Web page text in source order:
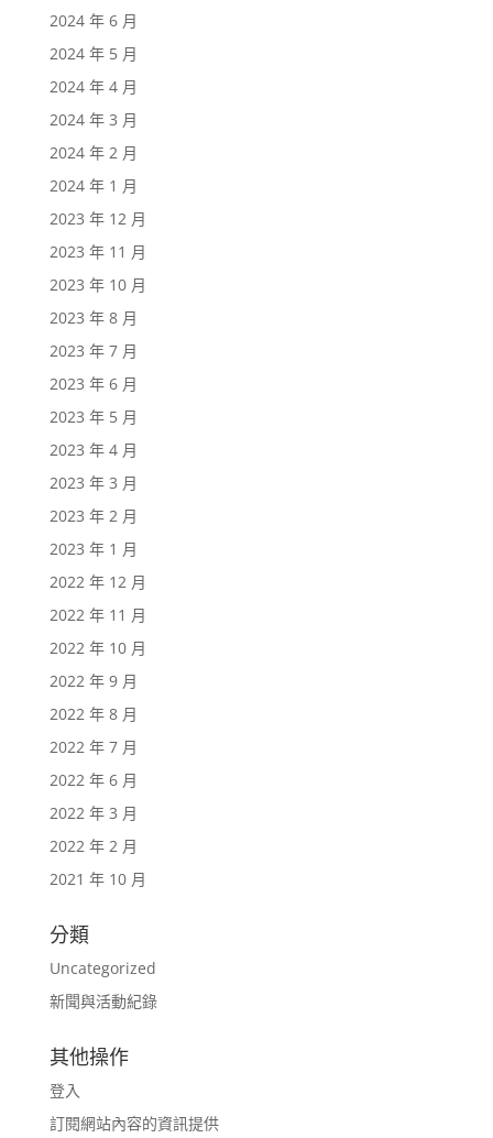
2024 年 6 月
2024 年 5 月
2024 年 4 月
2024 年 3 月
2024 年 2 月
2024 年 1 月
2023 年 12 月
2023 年 11 月
2023 年 10 月
2023 年 8 月
2023 年 7 月
2023 年 6 月
2023 年 5 月
2023 年 4 月
2023 年 3 月
2023 年 2 月
2023 年 1 月
2022 年 12 月
2022 年 11 月
2022 年 10 月
2022 年 9 月
2022 年 8 月
2022 年 7 月
2022 年 6 月
2022 年 3 月
2022 年 2 月
2021 年 10 月
分類
Uncategorized
新聞與活動紀錄
其他操作
登入
訂閱網站內容的資訊提供